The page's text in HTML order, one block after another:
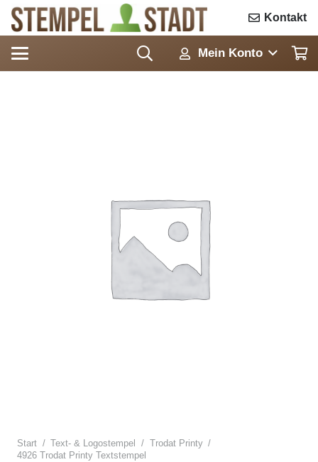
Kontakt
Mein Konto
Start / Text- & Logostempel / Trodat Printy /
4926 Trodat Printy Textstempel